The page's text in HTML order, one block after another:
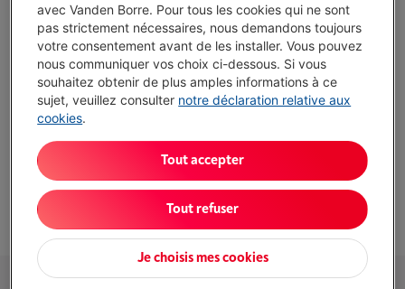
Comparer
Atouts
Capacité : 0.5 l
Afficher toutes les caractéristiques
Services et Garantie Packs Accessoires Nos conseils
avec Vanden Borre. Pour tous les cookies qui ne sont
pas strictement nécessaires, nous demandons toujours
votre consentement avant de les installer. Vous pouvez
nous communiquer vos choix ci-dessous. Si vous
souhaitez obtenir de plus amples informations à ce
sujet, veuillez consulter notre déclaration relative aux
cookies.
Je choisis mes cookies
Tout refuser
Tout accepter